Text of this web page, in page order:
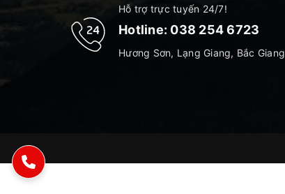
Hỗ trợ trực tuyến 24/7!
Hotline: 038 254 6723
Hương Sơn, Lạng Giang, Bắc Giang